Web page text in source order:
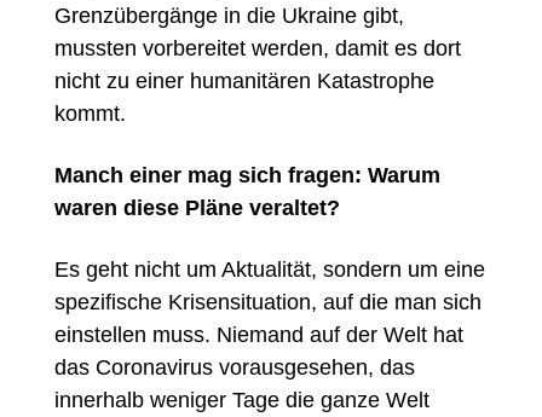
Grenzübergänge in die Ukraine gibt,
mussten vorbereitet werden, damit es dort
nicht zu einer humanitären Katastrophe
kommt.
Manch einer mag sich fragen: Warum
waren diese Pläne veraltet?
Es geht nicht um Aktualität, sondern um eine
spezifische Krisensituation, auf die man sich
einstellen muss. Niemand auf der Welt hat
das Coronavirus vorausgesehen, das
innerhalb weniger Tage die ganze Welt